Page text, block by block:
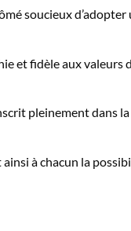
soucieux d’adopter
et fidèle aux valeurs
pleinement dans
à chacun la